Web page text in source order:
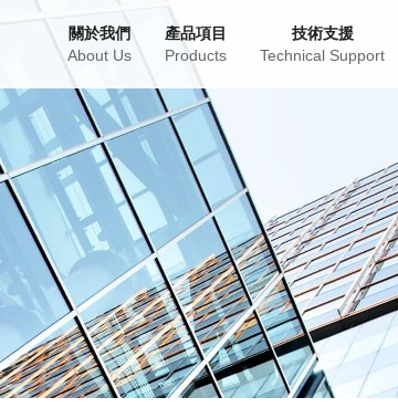
關於我們
About Us
產品項目
Products
技術支援
Technical Support